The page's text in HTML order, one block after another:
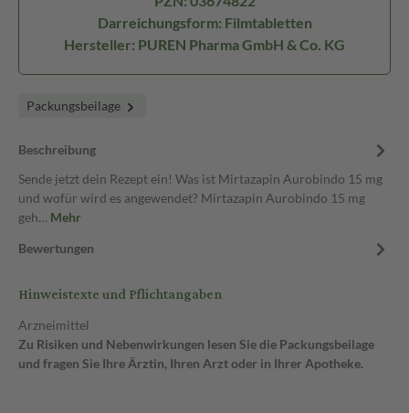
Darreichungsform: Filmtabletten
Hersteller: PUREN Pharma GmbH & Co. KG
Packungsbeilage
Beschreibung
Sende jetzt dein Rezept ein! Was ist Mirtazapin Aurobindo 15 mg
und wofür wird es angewendet? Mirtazapin Aurobindo 15 mg
geh… Mehr
Bewertungen
Hinweistexte und Pflichtangaben
Arzneimittel
Zu Risiken und Nebenwirkungen lesen Sie die Packungsbeilage
und fragen Sie Ihre Ärztin, Ihren Arzt oder in Ihrer Apotheke.